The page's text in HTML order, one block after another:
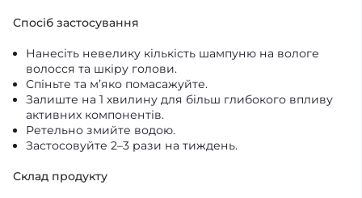
Спосіб застосування
Нанесіть невелику кількість шампуню на вологе
волосся та шкіру голови.
Спіньте та м’яко помасажуйте.
Залиште на 1 хвилину для більш глибокого впливу
активних компонентів.
Ретельно змийте водою.
Застосовуйте 2–3 рази на тиждень.
Склад продукту